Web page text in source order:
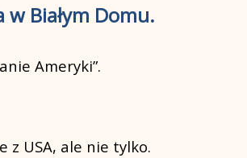
Białym Domu.
Ameryki”.
z USA, ale nie tylko.